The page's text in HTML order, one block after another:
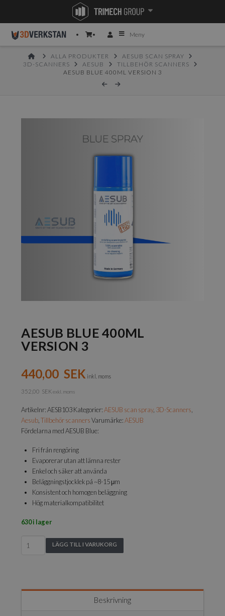
Meny
HOMEALLA PRODUKTER
AESUB SCAN SPRAY
3D-SCANNERS
AESUB
TILLBEHÖR SCANNERS
AESUB BLUE 400ML VERSION 3
AESUB BLUE 400ML
VERSION 3
440,00 SEK inkl. moms
352,00 SEK exkl. moms
Artikelnr:AESB103Kategorier:AESUB scan spray, 3D-Scanners
Aesub ,Tillbehör scanners Varumärke:AESUB
Fördelarna med AESUB Blue:
Fri från rengöring
Evaporerar utan att lämna rester
Enkel och säker att använda
Beläggningstjocklek på ~8-15 μm
Konsistent och homogen beläggning
Hög materialkompatibilitet
630 i lager
blue
mängd
LÄGG TILL I VARUKORG
Beskrivning